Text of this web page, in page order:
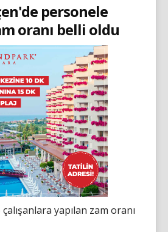
personele
oranı belli oldu
yapılan zam oranı